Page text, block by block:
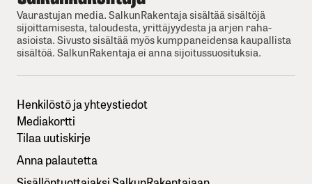
Vaurastujan media. SalkunRakentaja sisältää sisältöjä
sijoittamisesta, taloudesta, yrittäjyydesta ja arjen raha-
asioista. Sivusto sisältää myös kumppaneidensa kaupallista
sisältöä. SalkunRakentaja ei anna sijoitussuosituksia.
Henkilöstö ja yhteystiedot
Mediakortti
Tilaa uutiskirje
Anna palautetta